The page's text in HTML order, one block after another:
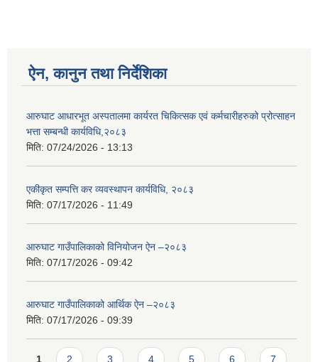
ऐन, कानुन तथा निर्देशिका
आरुघाट आधारभूत अस्पतालमा कार्यरत चिकित्सक एवं कर्मचारीहरुको प्रोत्साहन
भत्ता सम्बन्धी कार्यविधि,२०८३
मिति: 07/24/2026 - 13:13
एकीकृत सम्पत्ति कर व्यवस्थापन कार्यविधि, २०८३
मिति: 07/17/2026 - 11:49
आरुघाट गाउँपालिकाको विनियोजन ऐन –२०८३
मिति: 07/17/2026 - 09:42
आरुघाट गाउँपालिकाको आर्थिक ऐन –२०८३
मिति: 07/17/2026 - 09:39
1 2 3 4 5 6 7